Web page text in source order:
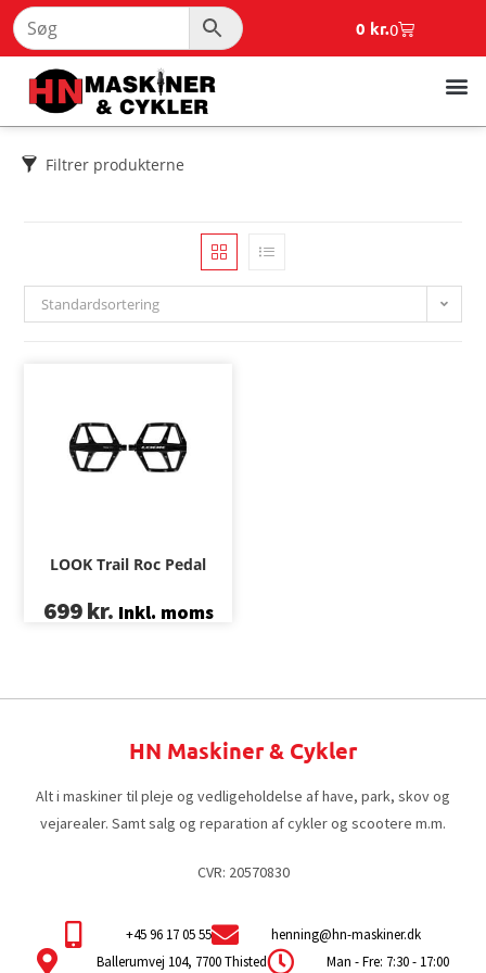
0 kr.0
Filtrer produkterne
Standardsortering
LOOK Trail Roc Pedal
699kr. Inkl. moms
HN Maskiner & Cykler
Alt i maskiner til pleje og vedligeholdelse af have, park, skov og
vejarealer. Samt salg og reparation af cykler og scootere m.m.
CVR: 20570830
+45 96 17 05 55
henning@hn-maskiner.dk
Ballerumvej 104, 7700 Thisted
Man - Fre: 7:30 - 17:00